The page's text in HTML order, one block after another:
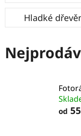
Hladké
od